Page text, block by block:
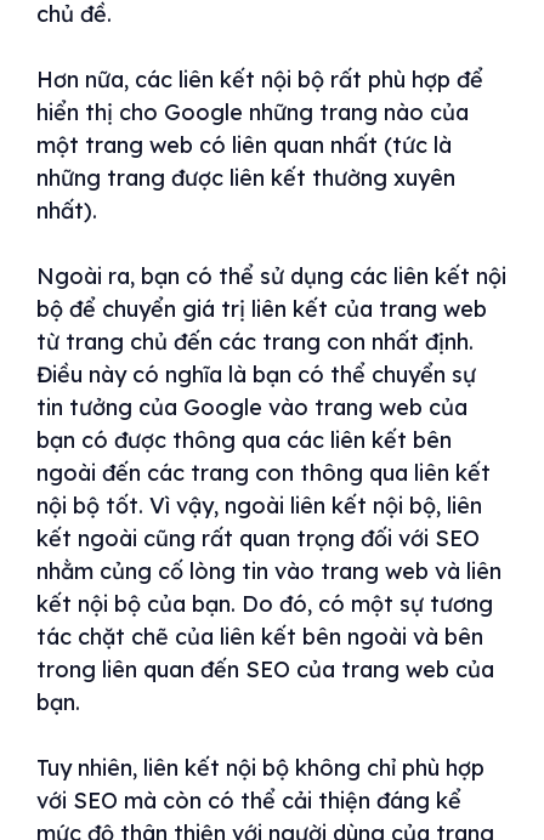
chủ đề.
Hơn nữa, các liên kết nội bộ rất phù hợp để
hiển thị cho Google những trang nào của
một trang web có liên quan nhất (tức là
những trang được liên kết thường xuyên
nhất).
Ngoài ra, bạn có thể sử dụng các liên kết nội
bộ để chuyển giá trị liên kết của trang web
từ trang chủ đến các trang con nhất định.
Điều này có nghĩa là bạn có thể chuyển sự
tin tưởng của Google vào trang web của
bạn có được thông qua các liên kết bên
ngoài đến các trang con thông qua liên kết
nội bộ tốt. Vì vậy, ngoài liên kết nội bộ, liên
kết ngoài cũng rất quan trọng đối với SEO
nhằm củng cố lòng tin vào trang web và liên
kết nội bộ của bạn. Do đó, có một sự tương
tác chặt chẽ của liên kết bên ngoài và bên
trong liên quan đến SEO của trang web của
bạn.
Tuy nhiên, liên kết nội bộ không chỉ phù hợp
với SEO mà còn có thể cải thiện đáng kể
mức độ thân thiện với người dùng của trang